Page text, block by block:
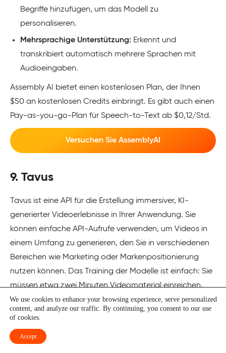
Begriffe hinzufügen, um das Modell zu
personalisieren.
Mehrsprachige Unterstützung: Erkennt und
transkribiert automatisch mehrere Sprachen mit
Audioeingaben.
Assembly AI bietet einen kostenlosen Plan, der Ihnen
$50 an kostenlosen Credits einbringt. Es gibt auch einen
Pay-as-you-go-Plan für Speech-to-Text ab $0,12/Std.
Versuchen Sie AssemblyAI
9. Tavus
Tavus ist eine API für die Erstellung immersiver, KI-
generierter Videoerlebnisse in Ihrer Anwendung. Sie
können einfache API-Aufrufe verwenden, um Videos in
einem Umfang zu generieren, den Sie in verschiedenen
Bereichen wie Marketing oder Markenpositionierung
nutzen können. Das Training der Modelle ist einfach: Sie
müssen etwa zwei Minuten Videomaterial einreichen,
und das Modell wird Ihre digitale Nachbildung trainieren.
Die Plattform verfügt über eigene Modelle, die
lebensechte Nachbildungen liefern.
Tavus ist in über 30 Sprachen verfügbar, so dass Sie mit
We use cookies to enhance your browsing experience, serve personalized
content, and analyze our traffic. By continuing, you consent to our use
of cookies.
Accept